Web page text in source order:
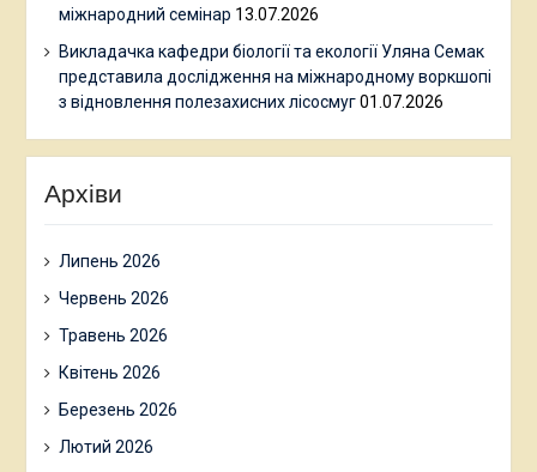
міжнародний семінар 13.07.2026
Викладачка кафедри біології та екології Уляна Семак
представила дослідження на міжнародному воркшопі
з відновлення полезахисних лісосмуг 01.07.2026
Архіви
Липень 2026
Червень 2026
Травень 2026
Квітень 2026
Березень 2026
Лютий 2026